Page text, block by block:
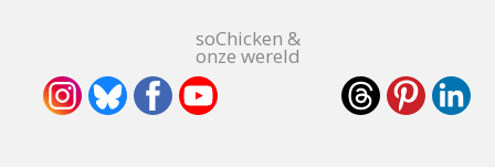
soChicken &
onze wereld